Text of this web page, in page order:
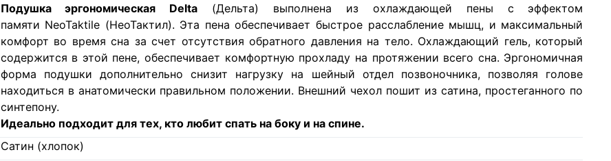
Подушка эргономическая Delta (Дельта) выполнена из охлаждающей пены с эффектом
памяти NeoTaktile (НеоТактил). Эта пена обеспечивает быстрое расслабление мышц, и максимальный
комфорт во время сна за счет отсутствия обратного давления на тело. Охлаждающий гель, который
содержится в этой пене, обеспечивает комфортную прохладу на протяжении всего сна. Эргономичная
форма подушки дополнительно снизит нагрузку на шейный отдел позвоночника, позволяя голове
находиться в анатомически правильном положении. Внешний чехол пошит из сатина, простеганного по
синтепону.
Идеально подходит для тех, кто любит спать на боку и на спине.
Сатин (хлопок)